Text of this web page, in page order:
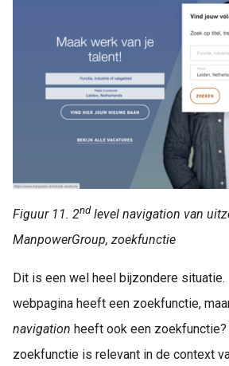
Figuur 11. 2nd level navigation van
ManpowerGroup, zoekfunctie
Dit is een wel heel bijzondere
webpagina heeft een zoekfunctie,
navigation heeft ook een zoekfunctie?
zoekfunctie is relevant in de context